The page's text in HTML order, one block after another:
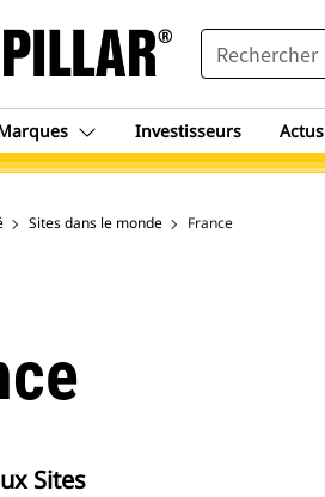
SEARCH
Investisseurs Actus
Sites dans le monde France
Sites